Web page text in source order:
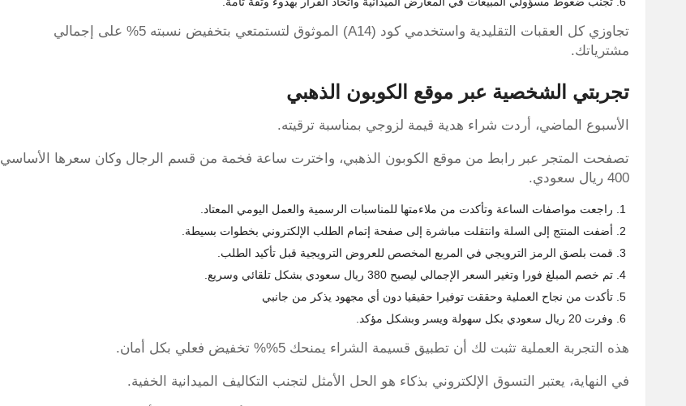
تجاوزي كل العقبات التقليدية واستخدمي كود (A14) الموثوق لتستمتعي بتخفيض نسبته 5% على إجمالي
مشترياتك.
تجربتي الشخصية عبر موقع الكوبون الذهبي
الأسبوع الماضي، أردت شراء هدية قيمة لزوجي بمناسبة ترقيته.
تصفحت المتجر عبر رابط من موقع الكوبون الذهبي، واخترت ساعة فخمة من قسم الرجال وكان سعرها الأساسي
400 ريال سعودي.
راجعت مواصفات الساعة وتأكدت من ملاءمتها للمناسبات الرسمية والعمل اليومي المعتاد.
أضفت المنتج إلى السلة وانتقلت مباشرة إلى صفحة إتمام الطلب الإلكتروني بخطوات بسيطة.
قمت بلصق الرمز الترويجي في المربع المخصص للعروض الترويجية قبل تأكيد الطلب.
تم خصم المبلغ فورا وتغير السعر الإجمالي ليصبح 380 ريال سعودي بشكل تلقائي وسريع.
تأكدت من نجاح العملية وحققت توفيرا حقيقيا دون أي مجهود يذكر من جانبي
وفرت 20 ريال سعودي بكل سهولة ويسر وبشكل مؤكد.
هذه التجربة العملية تثبت لك أن تطبيق قسيمة الشراء يمنحك 5%% تخفيض فعلي بكل أمان.
في النهاية، يعتبر التسوق الإلكتروني بذكاء هو الحل الأمثل لتجنب التكاليف الميدانية الخفية.